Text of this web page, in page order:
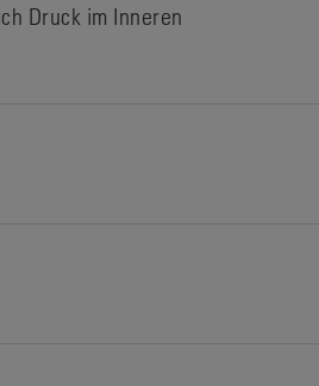
Druck im Inneren